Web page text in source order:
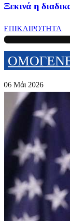
Ξεκινά η
ΕΠΙΚΑΙΡΟΤΗΤΑ
06 Μάι 2026